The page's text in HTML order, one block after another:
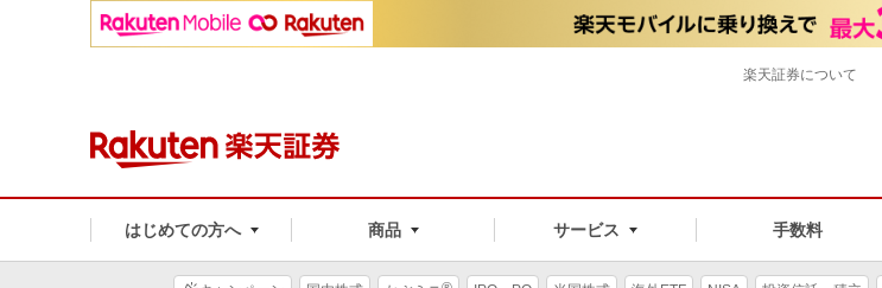
はじめての方へ 商品 サービス 手数料
楽天証券について